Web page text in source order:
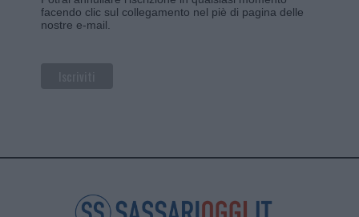
facendo clic sul collegamento nel piè di pagina delle
nostre e-mail.